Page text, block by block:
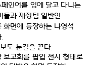
페인어를 입에 달고 다니는
들과 재정팀 일반인
화면에 등장하는 나영석
.
도 눈길을 끈다.
보고회를 팝업 전시 형태로